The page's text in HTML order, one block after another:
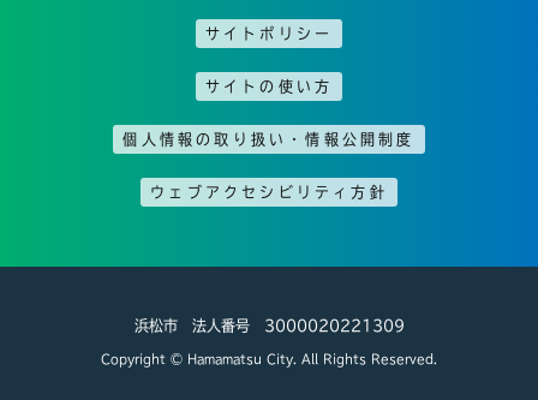
サイトポリシー
サイトの使い方
個人情報の取り扱い・情報公開制度
ウェブアクセシビリティ方針
浜松市 法人番号 3000020221309
Copyright © Hamamatsu City. All Rights Reserved.